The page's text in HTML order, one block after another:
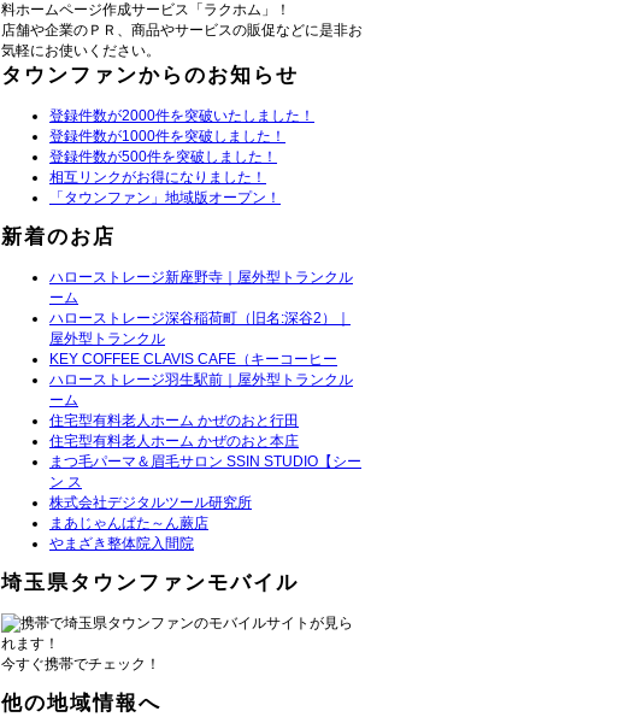
料ホームページ作成サービス「ラクホム」！
店舗や企業のＰＲ、商品やサービスの販促などに是非お
気軽にお使いください。
タウンファンからのお知らせ
登録件数が2000件を突破いたしました！
登録件数が1000件を突破しました！
登録件数が500件を突破しました！
相互リンクがお得になりました！
「タウンファン」地域版オープン！
新着のお店
ハローストレージ新座野寺｜屋外型トランクル
ーム
ハローストレージ深谷稲荷町（旧名:深谷2）｜
屋外型トランクル
KEY COFFEE CLAVIS CAFE（キーコーヒー
ハローストレージ羽生駅前｜屋外型トランクル
ーム
住宅型有料老人ホーム かぜのおと行田
住宅型有料老人ホーム かぜのおと本庄
まつ毛パーマ＆眉毛サロン SSIN STUDIO【シー
ン ス
株式会社デジタルツール研究所
まあじゃんぱた～ん蕨店
やまざき整体院入間院
埼玉県タウンファンモバイル
携帯で埼玉県タウンファンのモバイルサイトが見ら
れます！
今すぐ携帯でチェック！
他の地域情報へ